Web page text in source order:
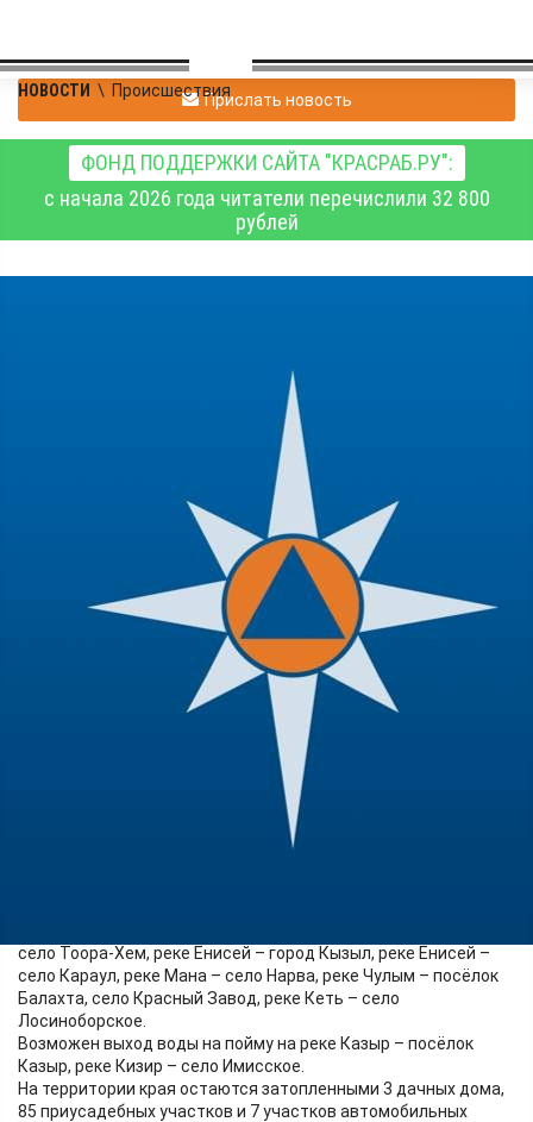
НОВОСТИ \ ПроисшествияПрислать новость
ФОНД ПОДДЕРЖКИ САЙТА "КРАСРАБ.РУ":
с начала 2026 года читатели перечислили 32 800
рублей
паводковой обстановке
в Красноярском крае 9
село Тоора-Хем, реке Енисей – город Кызыл, реке Енисей –
село Караул, реке Мана – село Нарва, реке Чулым – посёлок
Балахта, село Красный Завод, реке Кеть – село
Лосиноборское.
Возможен выход воды на пойму на реке Казыр – посёлок
Казыр, реке Кизир – село Имисское.
На территории края остаются затопленными 3 дачных дома,
85 приусадебных участков и 7 участков автомобильных